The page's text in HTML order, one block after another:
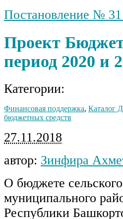
Постановление № 31
Проект
период 2020 и
Категории:
Финансовая поддержка, Каталог
бюджетных средств
27.11.2018
автор: Зинфира
О бюджете
муниципального
Республики